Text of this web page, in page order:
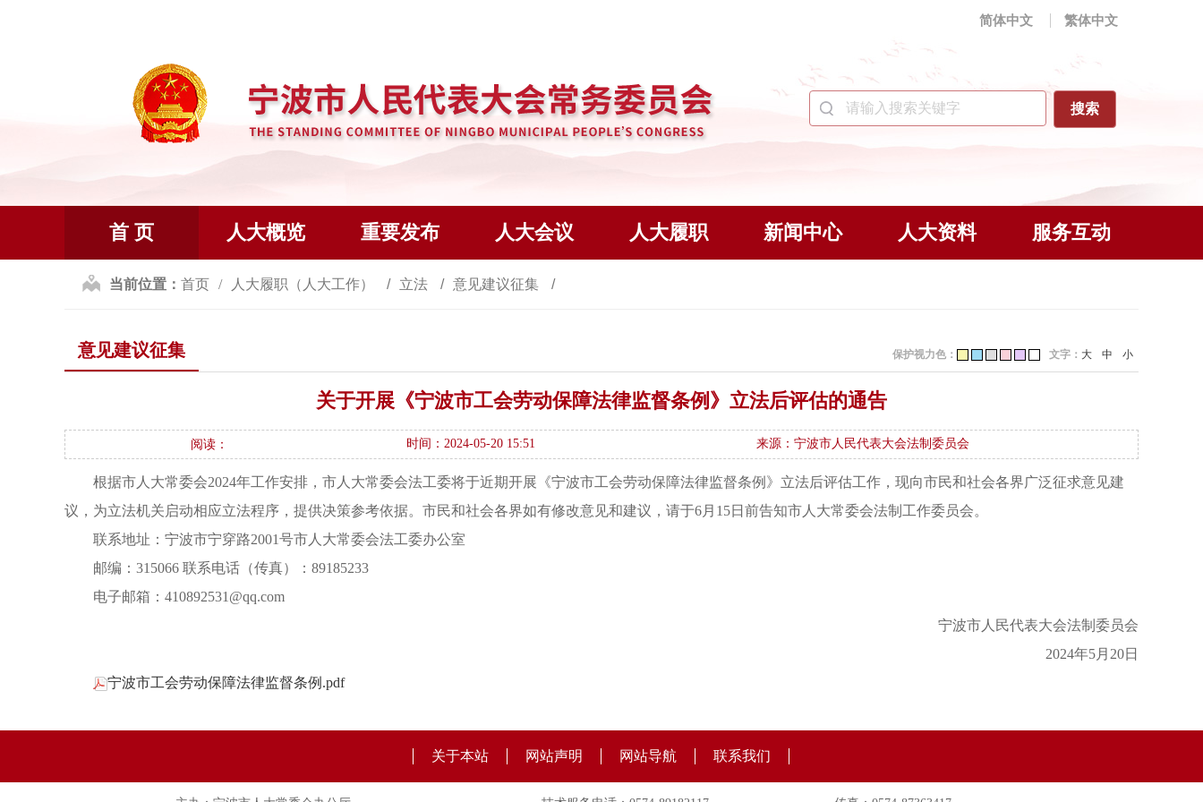
简体中文 繁体中文
首 页 人大概览 重要发布 人大会议 人大履职 新闻中心 人大资料 服务互动
当前位置： 首页 人大履职（人大工作） 立法 意见建议征集
意见建议征集 文字： 大 中 小
保护视力色：
关于开展《宁波市工会劳动保障法律监督条例》立法后评估的通告
阅读： 时间：2024-05-20 15:51 来源：宁波市人民代表大会法制委员会
根据市人大常委会2024年工作安排，市人大常委会法工委将于近期开展《宁波市工会劳动保障法律监督条例》立法后评估工作，现向市民和社会各界广泛征求意见建
议，为立法机关启动相应立法程序，提供决策参考依据。市民和社会各界如有修改意见和建议，请于6月15日前告知市人大常委会法制工作委员会。
联系地址：宁波市宁穿路2001号市人大常委会法工委办公室
邮编：315066 联系电话（传真）：89185233
电子邮箱：410892531@qq.com
宁波市人民代表大会法制委员会
2024年5月20日
宁波市工会劳动保障法律监督条例.pdf
关于本站 网站声明 网站导航 联系我们